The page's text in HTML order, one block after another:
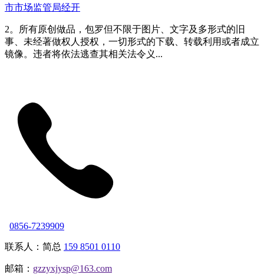
市市场监管局经开
2。所有原创做品，包罗但不限于图片、文字及多形式的旧
事、未经著做权人授权，一切形式的下载、转载利用或者成立
镜像。违者将依法逃查其相关法令义...
0856-7239909
联系人：简总 159 8501 0110
邮箱： gzzyxjysp@163.com